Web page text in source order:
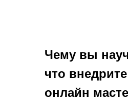
Чему вы
что
онлайн